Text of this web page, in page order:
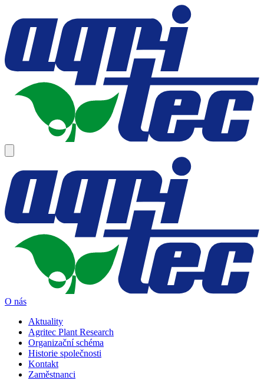
O nás
Aktuality
Agritec Plant Research
Organizační schéma
Historie společnosti
Kontakt
Zaměstnanci